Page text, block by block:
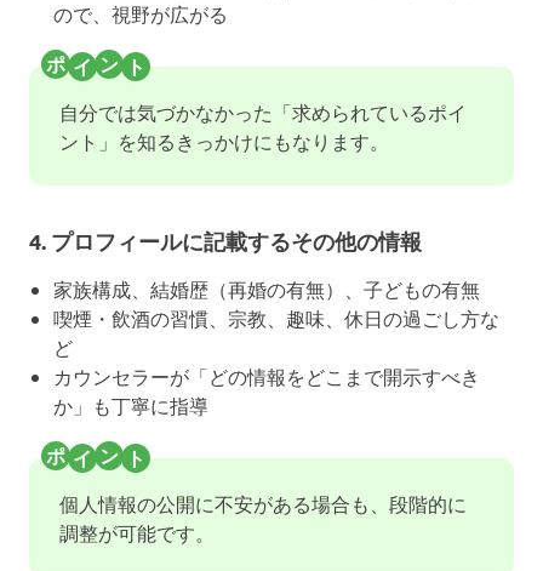
ので、視野が広がる
自分では気づかなかった「求められているポイ
ント」を知るきっかけにもなります。
4. プロフィールに記載するその他の情報
家族構成、結婚歴（再婚の有無）、子どもの有無
喫煙・飲酒の習慣、宗教、趣味、休日の過ごし方な
ど
カウンセラーが「どの情報をどこまで開示すべき
か」も丁寧に指導
個人情報の公開に不安がある場合も、段階的に
調整が可能です。